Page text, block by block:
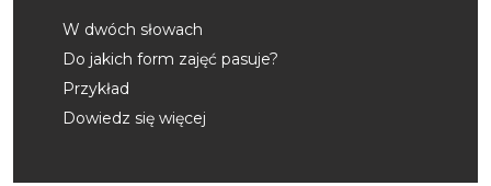
W dwóch słowach
Do jakich form zajęć pasuje?
Przykład
Dowiedz się więcej